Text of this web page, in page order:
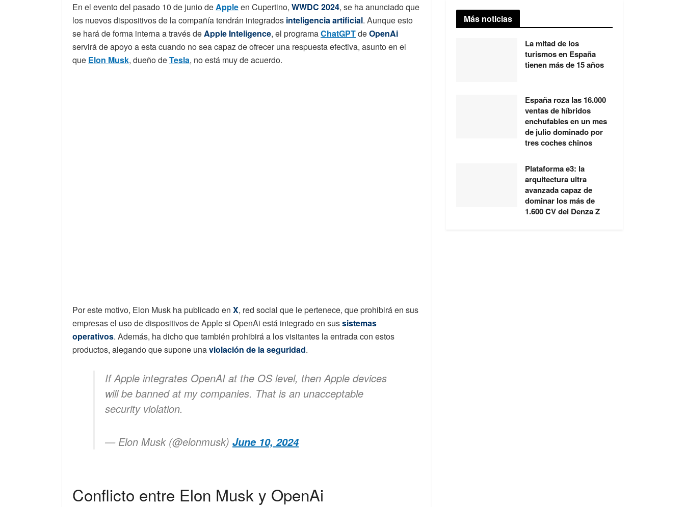
En el evento del pasado 10 de junio deAppleen Cupertino, WWDC 2024, se ha anunciado que
los nuevos dispositivos de la compañía tendrán integrados inteligencia artificial. Aunque esto
se hará de forma interna a través deApple Inteligence, el programaChatGPTdeOpenAi
servirá de apoyo a esta cuando no sea capaz de ofrecer una respuesta efectiva, asunto en el
que Elon Musk, dueño deTesla, no está muy de acuerdo.
Por este motivo, Elon Musk ha publicado en X, red social que le pertenece, que prohibirá en sus
empresas el uso de dispositivos de Apple si OpenAi está integrado en sussistemas
operativos. Además, ha dicho que también prohibirá a los visitantes la entrada con estos
productos, alegando que supone unaviolación de la seguridad.
If Apple integrates OpenAI at the OS level, then Apple devices
will be banned at my companies. That is an unacceptable
security violation.
— Elon Musk (@elonmusk) June 10, 2024
Conflicto entre Elon Musk y OpenAi
Más noticias
La mitad de los
turismos en España
tienen más de 15 años
España roza las 16.000
ventas de híbridos
enchufables en un mes
de julio dominado por
tres coches chinos
Plataforma e3: la
arquitectura ultra
avanzada capaz de
dominar los más de
1.600 CV del Denza Z